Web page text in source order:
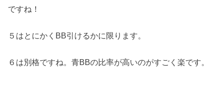
ですね！
５はとにかくBB引けるかに限ります。
６は別格ですね。青BBの比率が高いのがすごく楽です。